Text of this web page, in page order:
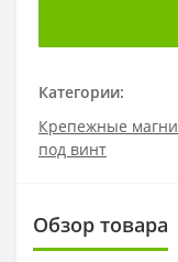
Категории:
Крепежные
под винт
Обзор товара